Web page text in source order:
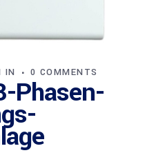
Phasen-
IN 0 COMMENTS